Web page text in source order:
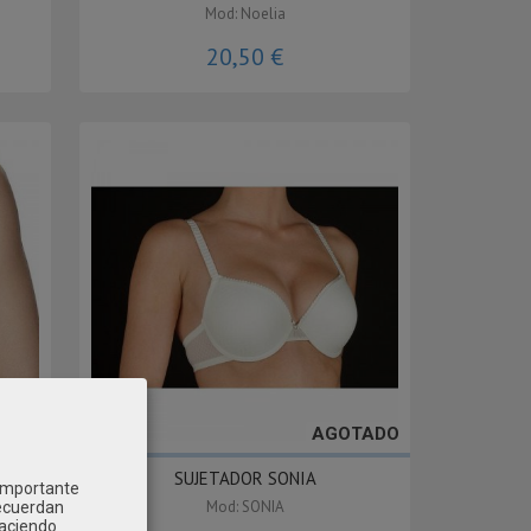
Mod: Noelia
20,50 €
AGOTADO
SUJETADOR SONIA
Mod: SONIA